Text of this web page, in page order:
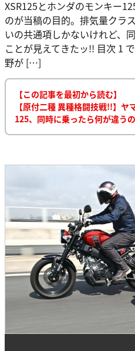
XSR125とホンダのモンキー
のが当稿の目的。排気量クラ
いの共通項しかないけれど、
ことが見えてきたッ!! 目次 1
野が […]
【この記事を最初から読む】
【原付二種 異種格闘技戦!!】
125、同時に乗ったら何が違う